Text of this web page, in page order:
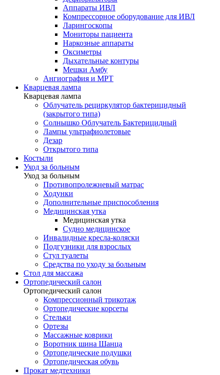
Аппараты ИВЛ
Компрессорное оборудование для ИВЛ
Ларингоскопы
Мониторы пациента
Наркозные аппараты
Оксиметры
Дыхательные контуры
Мешки Амбу
Ангиография и МРТ
Кварцевая лампа
Кварцевая лампа
Облучатель рециркулятор бактерицидный
(закрытого типа)
Солнышко Облучатель Бактерицидный
Лампы ультрафиолетовые
Дезар
Открытого типа
Костыли
Уход за больным
Уход за больным
Противопролежневый матрас
Ходунки
Дополнительные приспособления
Медицинская утка
Медицинская утка
Судно медицинское
Инвалидные кресла-коляски
Подгузники для взрослых
Стул туалеты
Средства по уходу за больным
Cтол для массажа
Ортопедический салон
Ортопедический салон
Компрессионный трикотаж
Ортопедические корсеты
Стельки
Ортезы
Массажные коврики
Воротник шина Шанца
Ортопедические подушки
Ортопедическая обувь
Прокат медтехники